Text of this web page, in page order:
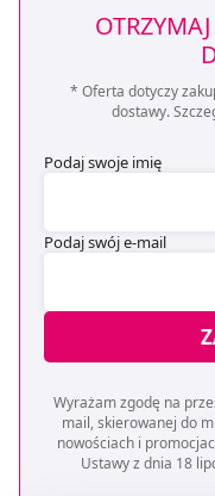
* Oferta dotyczy
dostawy.
Podaj swoje imię
Podaj swój e-mail
Wyrażam zgodę na
mail, skierowanej do
nowościach i
Ustawy z dnia 18